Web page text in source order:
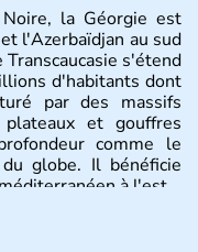
la Géorgie est
l'Azerbaïdjan au sud
Transcaucasie s'étend
d'habitants dont
par des massifs
et gouffres
comme le
globe. Il bénéficie
à l'est.